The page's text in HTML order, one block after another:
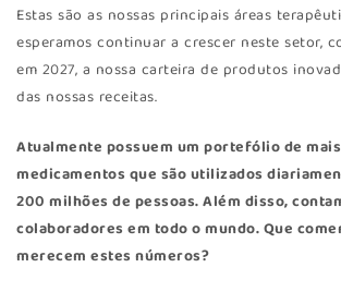
Estas são as nossas principais áreas
esperamos continuar a crescer neste setor,
em 2027, a nossa carteira de produtos
das nossas receitas.
Atualmente possuem um portefólio de
medicamentos que são utilizados
200 milhões de pessoas. Além disso,
colaboradores em todo o mundo. Que
merecem estes números?